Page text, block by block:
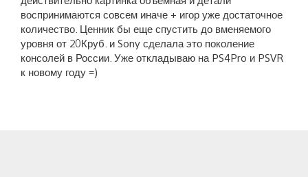
воспринимаются совсем иначе + игор уже достаточное
количество. Ценник бы еще спустить до вменяемого
уровня от 20Круб. и Sony сделала это поколение
консолей в России. Уже откладываю на PS4Pro и PSVR
к новому году =)